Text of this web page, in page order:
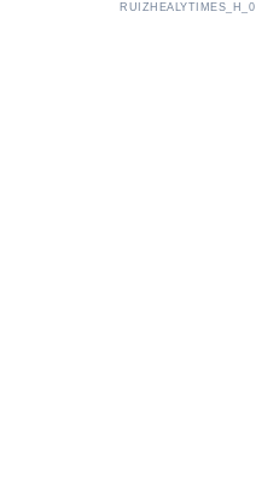
RUIZHEALYTIMES_H_0